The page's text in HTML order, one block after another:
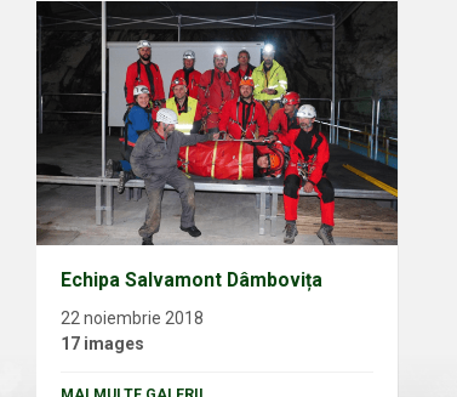
Echipa Salvamont Dâmbovița
22 noiembrie 2018
17 images